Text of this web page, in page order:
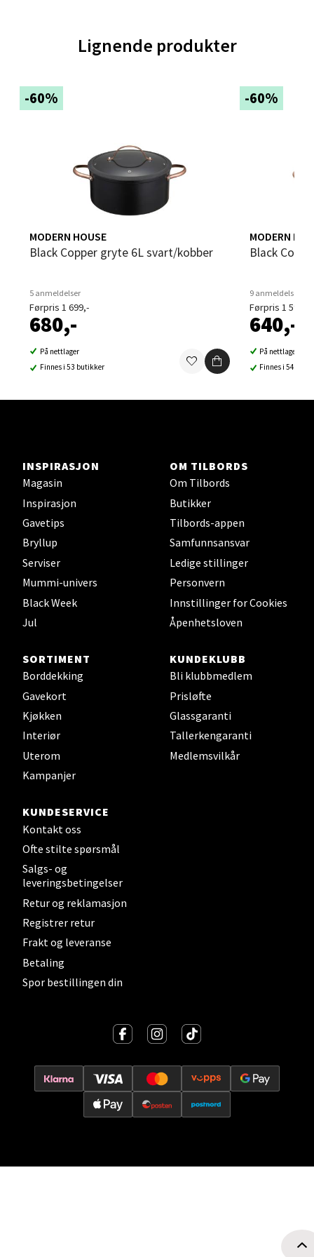
Lignende produkter
-60%
MODERN HOUSE
Black Copper gryte 6L svart/kobber
5 anmeldelser
Førpris 1 699,-
680,-
På nettlager
Finnes i 53 butikker
-60%
MODERN
Black
9 anmeldelser
Førpris 1 599,-
640,-
På nettlager
Finnes i 54
INSPIRASJON
Magasin
Inspirasjon
Gavetips
Bryllup
Serviser
Mummi-univers
Black Week
Jul
OM TILBORDS
Om Tilbords
Butikker
Tilbords-appen
Samfunnsansvar
Ledige stillinger
Personvern
Innstillinger for Cookies
Åpenhetsloven
SORTIMENT
Borddekking
Gavekort
Kjøkken
Interiør
Uterom
Kampanjer
KUNDEKLUBB
Bli klubbmedlem
Prisløfte
Glassgaranti
Tallerkengaranti
Medlemsvilkår
KUNDESERVICE
Kontakt oss
Ofte stilte spørsmål
Salgs- og
leveringsbetingelser
Retur og reklamasjon
Registrer retur
Frakt og leveranse
Betaling
Spor bestillingen din
Falkenborgveien 5, 7044 Trondheim
Ski - Thon Senter Ski
Åpent i dag 10-21
0 i butikk
Velg
Strangata 26, 8400 Sortland
0 i butikk
Steinkjer - Thon Senter Steinkjer
Åpent i dag 10-20
0 i butikk
Leirvik - Stord
Torgbakken 2, 5401 Stord
Åpent i dag 10-17
0 i butikk
Oslo - Thon Senter Storo
Velg